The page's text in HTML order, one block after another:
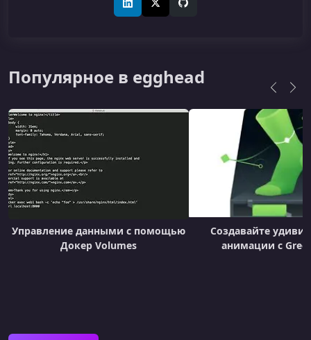
LinkedInX (Twitter)GitHub
Популярное в egghead
Управление данными с помощью
Докер Volumes
Создавайте
анимации с